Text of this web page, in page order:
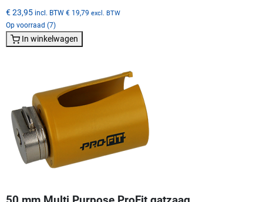
€ 23,95 incl. BTW € 19,79 excl. BTW
Op voorraad (7)
In winkelwagen